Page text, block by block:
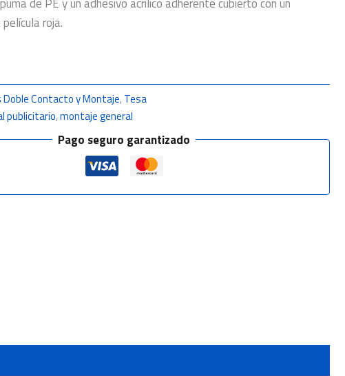
de PE y un adhesivo acrílico adherente cubierto con un
roja.
Contacto y Montaje,Tesa
publicitario,montaje general
Pago seguro garantizado